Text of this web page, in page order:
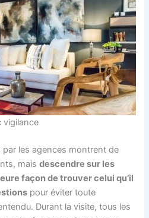
vigilance
les agences montrent de
maisdescendre sur les
façon de trouver celui qu’il
pour éviter toute
Durant la visite, tous les